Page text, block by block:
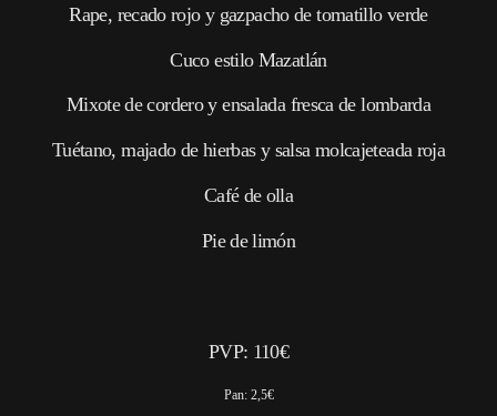
Rape, recado rojo y gazpacho de tomatillo verde
Cuco estilo Mazatlán
Mixote de cordero y ensalada fresca de lombarda
Tuétano, majado de hierbas y salsa molcajeteada roja
Café de olla
Pie de limón
PVP: 110€
Pan: 2,5€